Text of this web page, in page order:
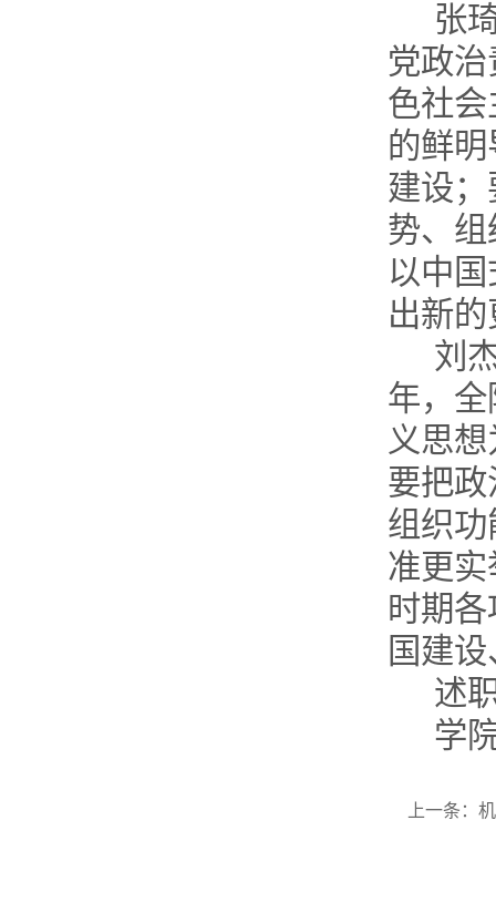
张
党政
色社
的鲜
建设
势、组
以中
出新
刘
年，
义思
要把
组织功
准更
时期
国建
述
学
上一条：